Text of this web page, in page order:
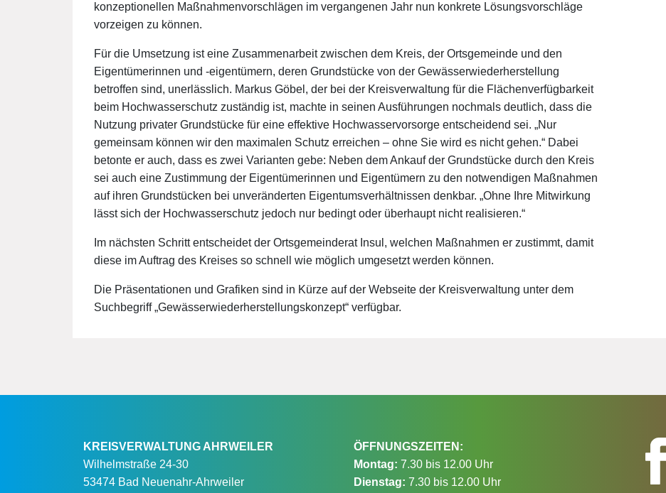
konzeptionellen Maßnahmenvorschlägen im vergangenen Jahr nun konkrete Lösungsvorschläge
vorzeigen zu können.
Für die Umsetzung ist eine Zusammenarbeit zwischen dem Kreis, der Ortsgemeinde und den
Eigentümerinnen und -eigentümern, deren Grundstücke von der Gewässerwiederherstellung
betroffen sind, unerlässlich. Markus Göbel, der bei der Kreisverwaltung für die Flächenverfügbarkeit
beim Hochwasserschutz zuständig ist, machte in seinen Ausführungen nochmals deutlich, dass die
Nutzung privater Grundstücke für eine effektive Hochwasservorsorge entscheidend sei. „Nur
gemeinsam können wir den maximalen Schutz erreichen – ohne Sie wird es nicht gehen.“ Dabei
betonte er auch, dass es zwei Varianten gebe: Neben dem Ankauf der Grundstücke durch den Kreis
sei auch eine Zustimmung der Eigentümerinnen und Eigentümern zu den notwendigen Maßnahmen
auf ihren Grundstücken bei unveränderten Eigentumsverhältnissen denkbar. „Ohne Ihre Mitwirkung
lässt sich der Hochwasserschutz jedoch nur bedingt oder überhaupt nicht realisieren.“
Im nächsten Schritt entscheidet der Ortsgemeinderat Insul, welchen Maßnahmen er zustimmt, damit
diese im Auftrag des Kreises so schnell wie möglich umgesetzt werden können.
Die Präsentationen und Grafiken sind in Kürze auf der Webseite der Kreisverwaltung unter dem
Suchbegriff „Gewässerwiederherstellungskonzept“ verfügbar.
KREISVERWALTUNG AHRWEILER
Wilhelmstraße 24-30
53474 Bad Neuenahr-Ahrweiler
ÖFFNUNGSZEITEN:
Montag: 7.30 bis 12.00 Uhr
Dienstag: 7.30 bis 12.00 Uhr